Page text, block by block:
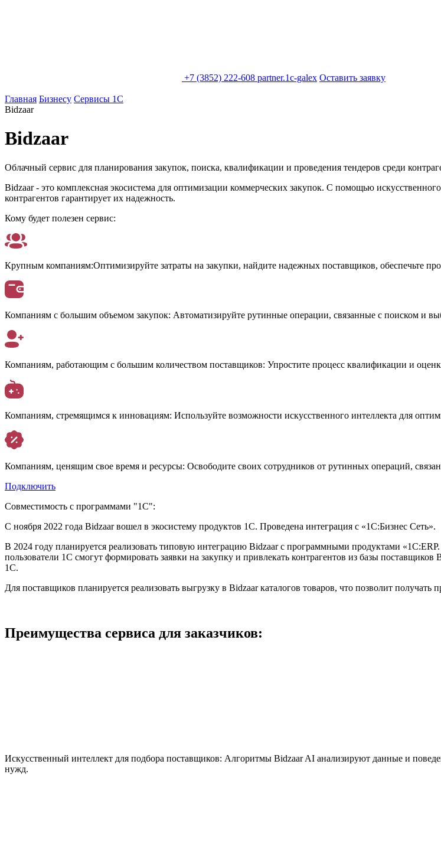
+7 (3852) 222-608 partner.1c-galex Оставить заявку
Главная Бизнесу Сервисы 1С
Bidzaar
Bidzaar
Облачный сервис для планирования закупок, поиска, квалификации и проведения тендеров среди
Bidzaar - это комплексная экосистема для оптимизации коммерческих закупок. С помощью искусственного
контрагентов гарантирует их надежность.
Кому будет полезен сервис:
Крупным компаниям:Оптимизируйте затраты на закупки, найдите надежных поставщиков, обеспечьте
Компаниям с большим объемом закупок: Автоматизируйте рутинные операции, связанные с поиском и
Компаниям, работающим с большим количеством поставщиков: Упростите процесс квалификации и
Компаниям, стремящимся к инновациям: Используйте возможности искусственного интеллекта для
Компаниям, ценящим свое время и ресурсы: Освободите своих сотрудников от рутинных операций,
Подключить
Совместимость с программами "1С":
С ноября 2022 года Bidzaar вошел в экосистему продуктов 1С. Проведена интеграция с «1С:Бизнес Сеть».
В 2024 году планируется реализовать типовую интеграцию Bidzaar с программными продуктами
пользователи 1С смогут формировать заявки на закупку и привлекать контрагентов из базы
1С.
Для поставщиков планируется реализовать выгрузку в Bidzaar каталогов товаров, что позволит
Преимущества сервиса для заказчиков:
Искусственный интеллект для подбора поставщиков: Алгоритмы Bidzaar AI анализируют данные и
нужд.